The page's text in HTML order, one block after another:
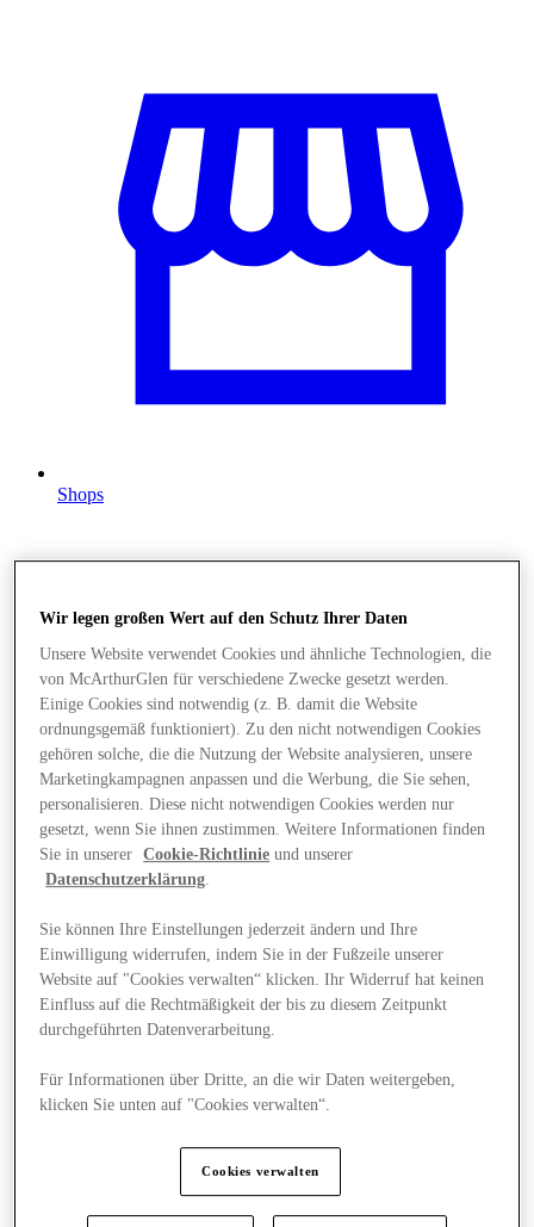
Shops
Angebote
Wir legen großen Wert auf den Schutz Ihrer Daten
Unsere Website verwendet Cookies und ähnliche Technologien, die
von McArthurGlen für verschiedene Zwecke gesetzt werden.
Einige Cookies sind notwendig (z. B. damit die Website
ordnungsgemäß funktioniert). Zu den nicht notwendigen Cookies
gehören solche, die die Nutzung der Website analysieren, unsere
Marketingkampagnen anpassen und die Werbung, die Sie sehen,
personalisieren. Diese nicht notwendigen Cookies werden nur
gesetzt, wenn Sie ihnen zustimmen. Weitere Informationen finden
Sie in unserer
Cookie-Richtlinie und unserer
Datenschutzerklärung.
Sie können Ihre Einstellungen jederzeit ändern und Ihre
Einwilligung widerrufen, indem Sie in der Fußzeile unserer
Website auf "Cookies verwalten“ klicken. Ihr Widerruf hat keinen
Einfluss auf die Rechtmäßigkeit der bis zu diesem Zeitpunkt
durchgeführten Datenverarbeitung.
Für Informationen über Dritte, an die wir Daten weitergeben,
klicken Sie unten auf "Cookies verwalten“.
Cookies verwalten